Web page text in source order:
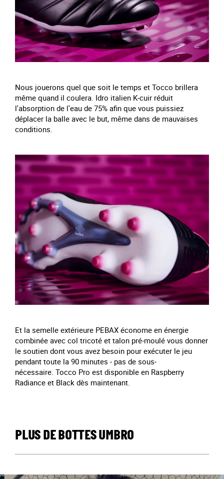
Nous jouerons quel que soit le temps et Tocco brillera
même quand il coulera. Idro italien K-cuir réduit
l'absorption de l'eau de 75% afin que vous puissiez
déplacer la balle avec le but, même dans de mauvaises
conditions.
Et la semelle extérieure PEBAX économe en énergie
combinée avec col tricoté et talon pré-moulé vous donner
le soutien dont vous avez besoin pour exécuter le jeu
pendant toute la 90 minutes - pas de sous-
nécessaire. Tocco Pro est disponible en Raspberry
Radiance et Black dès maintenant.
PLUS DE BOTTES UMBRO